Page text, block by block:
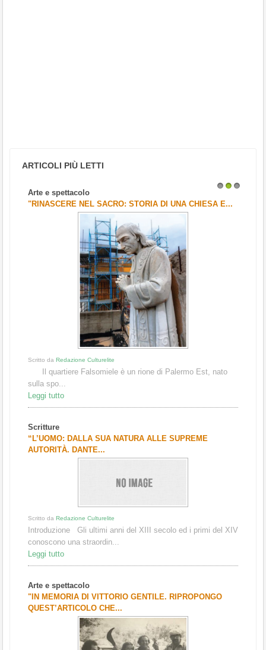
ARTICOLI PIÙ LETTI
Arte e spettacolo
"RINASCERE NEL SACRO: STORIA DI UNA CHIESA E...
Scritto da Redazione Culturelite
Il quartiere Falsomiele è un rione di Palermo Est, nato
sulla spo...
Leggi tutto
Scritture
“L’UOMO: DALLA SUA NATURA ALLE SUPREME
AUTORITÀ. DANTE...
Scritto da Redazione Culturelite
Introduzione Gli ultimi anni del XIII secolo ed i primi del XIV
conoscono una straordin...
Leggi tutto
Arte e spettacolo
"IN MEMORIA DI VITTORIO GENTILE. RIPROPONGO
QUEST’ARTICOLO CHE...